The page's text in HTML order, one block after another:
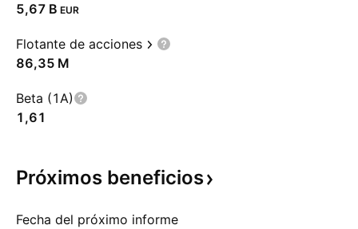
‪5,67 B‬ EUR
Flotante de acciones
‪86,35 M‬
Beta (1A)
1,61
Próximos beneficios
Fecha del próximo informe